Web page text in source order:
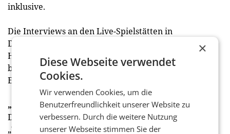
inklusive.
Die Interviews an den Live-Spielstätten in
Deutschland holen Christian Diendorfer, Roland
Hönig, Daniel Kulovits und Adi Niederkorn ein, die
beiden Letztgenannten sind dabei auch für Ö3 im
Euro-Einsatz.
„Teamgeist“ ab Freitag, 24. Mai, in ORF 1
Der ORF zeigt die Canal+-Original-Dokumentation
„Teamgeist – Unser Weg“ exklusiv im Free-TV. In
×
Diese Webseite verwendet
Cookies.
Wir verwenden Cookies, um die
Benutzerfreundlichkeit unserer Website zu
verbessern. Durch die weitere Nutzung
unserer Webseite stimmen Sie der